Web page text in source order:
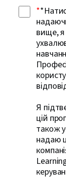
*
вище,
Я
цій
також
надаю